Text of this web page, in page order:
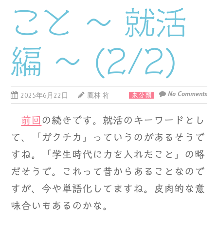
こと ～ 就活
編 ～ (2/2)
2025年6月22日 鷹林 将 未分類 No Comments
前回 の続きです。就活のキーワードとし
て、「ガクチカ」っていうのがあるそうで
すね。「学生時代に力を入れたこと」の略
だそうで。これって昔からあることなので
すが、今や単語化してますね。皮肉的な意
味合いもあるのかな。